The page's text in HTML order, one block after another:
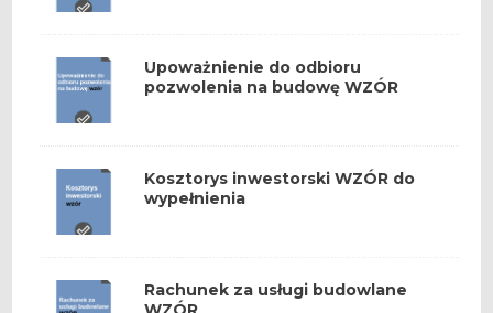
Upoważnienie do odbioru
pozwolenia na budowę WZÓR
Kosztorys inwestorski WZÓR do
wypełnienia
Rachunek za usługi budowlane